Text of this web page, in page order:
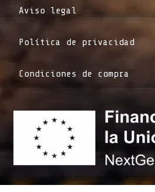
Aviso legal
Política de privacidad
Condiciones de compra